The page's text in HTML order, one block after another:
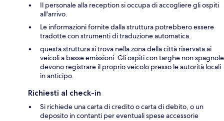
Il personale alla reception si occupa di accogliere gli ospiti
all'arrivo.
Le informazioni fornite dalla struttura potrebbero essere
tradotte con strumenti di traduzione automatica.
questa struttura si trova nella zona della città riservata ai
veicoli a basse emissioni. Gli ospiti con targhe non spagnole
devono registrare il proprio veicolo presso le autorità locali
in anticipo.
Richiesti al check-in
Si richiede una carta di credito o carta di debito, o un
deposito in contanti per eventuali spese accessorie